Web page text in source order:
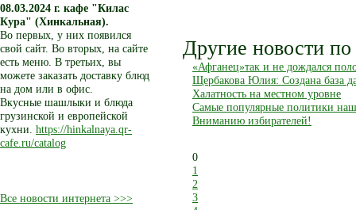
Другие новости по
«Афганец»так и не дождался
Щербакова Юлия: Создана база
Халатность на местном уровне
Самые популярные политики
Вниманию избирателей!
0
1
2
3
08.03.2024 г. кафе "Килас
Кура" (Хинкальная).
Во первых, у них появился
свой сайт. Во вторых, на сайте
есть меню. В третьих, вы
можете заказать доставку блюд
на дом или в офис.
Вкусные шашлыки и блюда
грузинской и европейской
кухни. https://hinkalnaya.qr-
cafe.ru/catalog
Все новости интернета >>>